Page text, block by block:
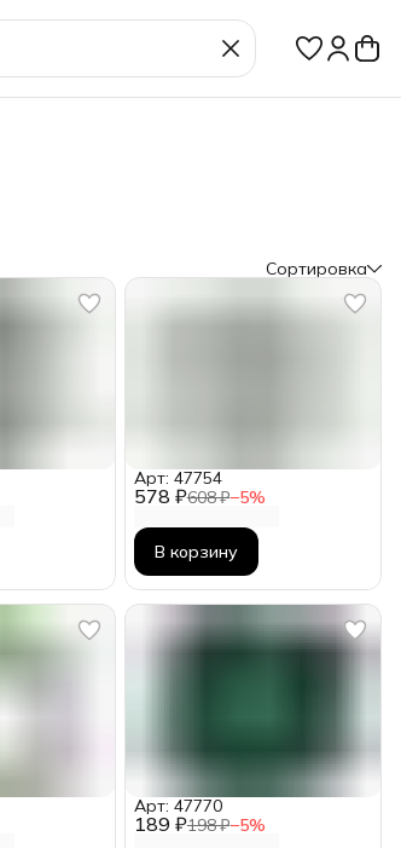
Сортировка
578 ₽608 ₽−5%
Арт: 47754
В корзину
189 ₽198 ₽−5%
Арт: 47770